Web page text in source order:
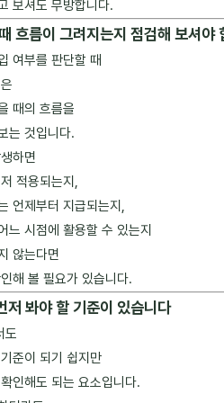
보셔도 무방합니다.
흐름이 그려지는지 점검해 보셔야
여부를 판단할 때
때의 흐름을
는 것입니다.
하면
적용되는지,
언제부터 지급되는지,
느 시점에 활용할 수 있는지
않는다면
해 볼 필요가 있습니다.
저 봐야 할 기준이 있습니다
도
준이 되기 쉽지만
인해도 되는 요소입니다.